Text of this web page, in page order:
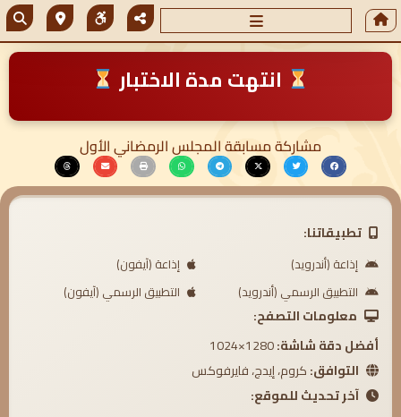
انتهت مدة الاختبار
مشاركة مسابقة المجلس الرمضاني الأول
تطبيقاتنا:
إذاعة (أندرويد)
إذاعة (آيفون)
التطبيق الرسمي (أندرويد)
التطبيق الرسمي (آيفون)
معلومات التصفح:
أفضل دقة شاشة:
التوافق:كروم، إيدج، فايرفوكس
آخر تحديث للموقع: